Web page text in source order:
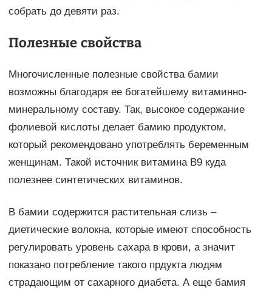
собрать до девяти раз.
Полезные свойства
Многочисленные полезные свойства бамии
возможны благодаря ее богатейшему витаминно-
минеральному составу. Так, высокое содержание
фолиевой кислоты делает бамию продуктом,
который рекомендовано употреблять беременным
женщинам. Такой источник витамина В9 куда
полезнее синтетических витаминов.
В бамии содержится растительная слизь –
диетические волокна, которые имеют способность
регулировать уровень сахара в крови, а значит
показано потребление такого прдукта людям
страдающим от сахарного диабета. А еще бамия